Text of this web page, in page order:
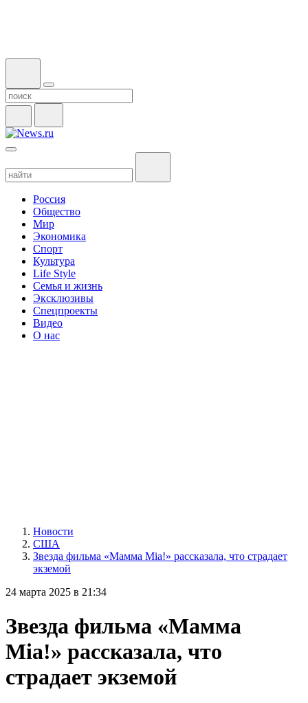
Россия
Общество
Мир
Экономика
Спорт
Культура
Life Style
Семья и жизнь
Эксклюзивы
Спецпроекты
Видео
О нас
Новости
США
Звезда фильма «Мамма Mia!» рассказала, что страдает
экземой
24 марта 2025 в 21:34
Звезда фильма «Мамма
Mia!» рассказала, что
страдает экземой